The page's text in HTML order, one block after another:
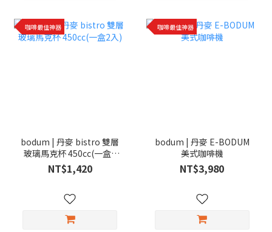
咖啡最佳神器
bodum | 丹麥 bistro 雙層
玻璃馬克杯 450cc(一盒2
入)
NT$1,420
咖啡最佳神器
bodum | 丹麥 E-BODUM
美式咖啡機
NT$3,980